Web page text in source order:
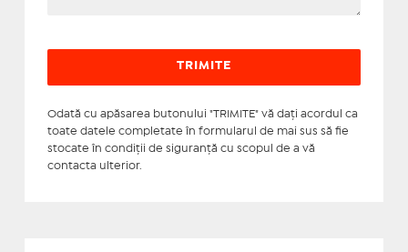
Odată cu apăsarea butonului "TRIMITE" vă daţi acordul ca
toate datele completate în formularul de mai sus să fie
stocate în condiţii de siguranţă cu scopul de a vă
contacta ulterior.